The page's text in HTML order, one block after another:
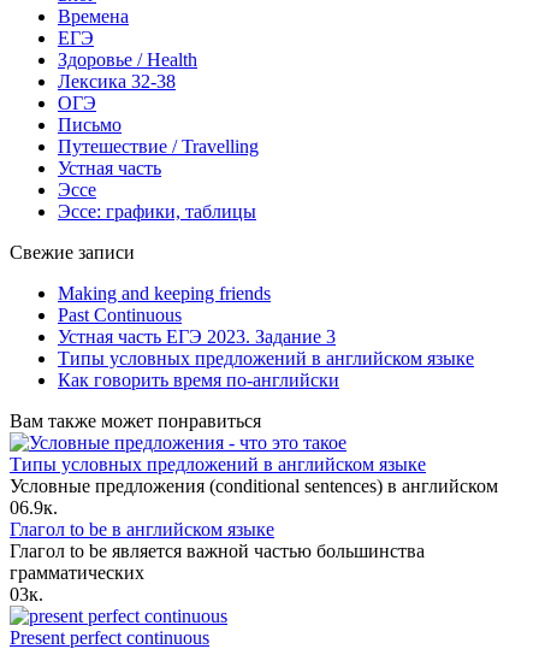
Времена
ЕГЭ
Здоровье / Health
Лексика 32-38
ОГЭ
Письмо
Путешествие / Travelling
Устная часть
Эссе
Эссе: графики, таблицы
Свежие записи
Making and keeping friends
Past Continuous
Устная часть ЕГЭ 2023. Задание 3
Типы условных предложений в английском языке
Как говорить время по-английски
Вам также может понравиться
Типы условных предложений в английском языке
Условные предложения (conditional sentences) в английском
06.9к.
Глагол to be в английском языке
Глагол to be является важной частью большинства
грамматических
03к.
Present perfect continuous